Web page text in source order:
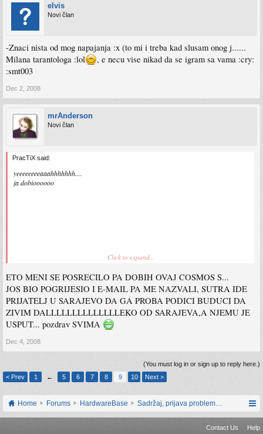
elvis
Novi član
-Znaci nista od mog napajanja :x (to mi i treba kad slusam onog j......
Milana tarantologa :lol
, e necu vise nikad da se igram sa vama :cry:
:smt003
Dec 2, 2008
mrAnderson
Novi član
PracTiX said:
yeeeeeeeeaaahhhhhhh....
ja dobioooooo
al' malo sutra...
:cry:
bas htio ovaj cosmos
Click to expand...
ETO MENI SE POSRECILO PA DOBIH OVAJ COSMOS S...
JOS BIO POGRIJESIO I E-MAIL PA ME NAZVALI, SUTRA IDE
PRIJATELJ U SARAJEVO DA GA PROBA PODICI BUDUCI DA
ZIVIM DALLLLLLLLLLLLLLEKO OD SARAJEVA,A NJEMU JE
USPUT... pozdrav SVIMA
Dec 4, 2008
(You must log in or sign up to reply here.)
< Prev
1 ← 5 6 7 8 9 10 Next >
Home Forums HardwareBase Sadržaj, prijava problema i prijedlozi
Contact Us Help